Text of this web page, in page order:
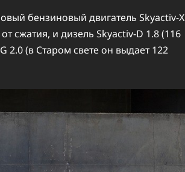
бензиновый двигатель Skyactiv-X
сжатия, и дизель Skyactiv-D 1.8 (116
2.0 (в Старом свете он выдает 122